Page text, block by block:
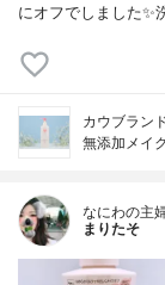
にオフでしました✨
カウブラン
無添加メイ
なにわの主
まりたそ